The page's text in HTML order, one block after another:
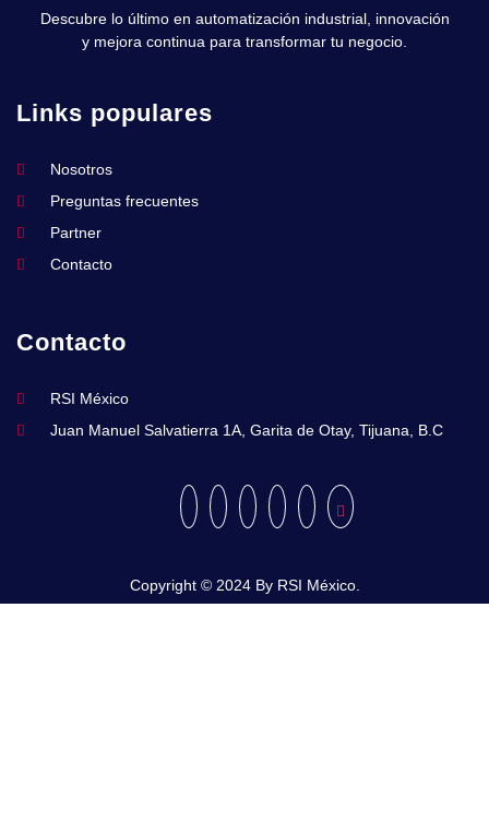
Descubre lo último en automatización industrial, innovación
y mejora continua para transformar tu negocio.
Links populares
Nosotros
Preguntas frecuentes
Partner
Contacto
Contacto
RSI México
Juan Manuel Salvatierra 1A, Garita de Otay, Tijuana, B.C
Copyright © 2024 By RSI México.